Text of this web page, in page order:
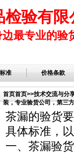
检验有限
最专业的验
准 价格条款
首页首页>>技术交流与分
装，专业验货公司，第三
司，服装检品，鞋子检品
茶漏的验货
具体标准，
一、茶漏验